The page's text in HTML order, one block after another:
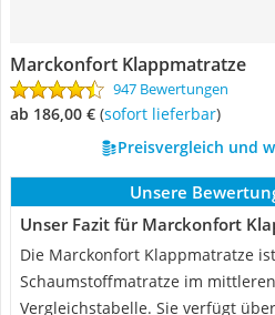
Marckonfort Klappmatratze
947 Bewertungen
ab 186,00 € ( Sofort lieferbar)
Preisvergleich und
Unsere
Unser Fazit für Marckonfort
Die Marckonfort Klappmatratze
Schaumstoffmatratze im
Vergleichstabelle. Sie verfügt